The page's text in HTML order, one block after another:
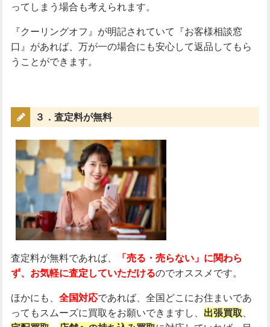
ってしまう場合も考えられます。
『クーリングオフ』が明記されていて『お客様相談窓
口』があれば、万が一の場合にも安心して返品してもら
うことができます。
３．査定料が無料
査定料が無料であれば、
「売る・売らない」に関わら
ず、お気軽に査定していただけるのでオススメです。
ほかにも、 全国対応であれば、全国どこにお住まいであ
ってもスムーズに買取をお願いできますし、 出張買取